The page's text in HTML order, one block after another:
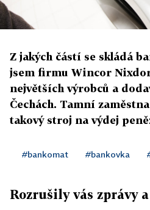
Z jakých částí se skládá
jsem firmu Wincor
největších výrobců a
Čechách. Tamní
takový stroj na výdej
#bankomat #bankovka
Rozrušily vás zprávy